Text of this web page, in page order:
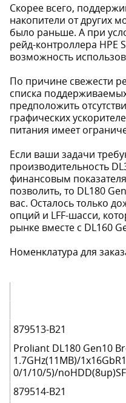
Скорее всего,
накопители от других
было раньше. А при
рейд-контроллера HPE
возможность
По причине свежести
списка
предположить
графических
питания имеет
Если ваши задачи
производительность
финансовым
позволить, то DL180
вас. Осталось только
опций и LFF-шасси,
рынке вместе с DL160
Номенклатура для
879513-B21
Proliant DL180 Gen10
1.7GHz(11MB)/
0/1/10/5)/
879514-B21